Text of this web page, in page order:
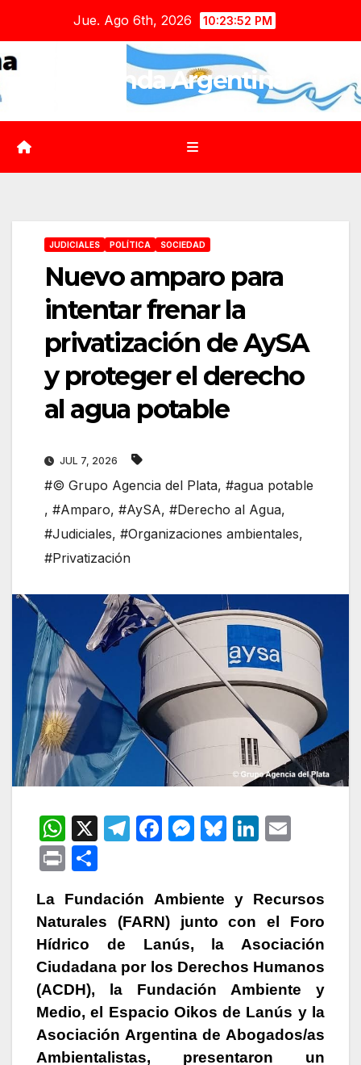
contenido
Jue. Ago 6th, 2026 10:23:53 PM
Agenda Argentina
JUDICIALES POLÍTICA SOCIEDAD
Nuevo amparo para
intentar frenar la
privatización de AySA
y proteger el derecho
al agua potable
JUL 7, 2026
#© Grupo Agencia del Plata, #agua potable
, #Amparo, #AySA, #Derecho al Agua,
#Judiciales, #Organizaciones ambientales,
#Privatización
W
h
at
s
A
p
p
X
T
gr
a
m
F
e
b
o
o
k
M
s
e
n
g
er
Bl
s
k
y
Li
e
dI
n
P
nt m
p
ar
tir
La Fundación Ambiente y Recursos
Naturales (FARN) junto con el Foro
Hídrico de Lanús, la Asociación
Ciudadana por los Derechos Humanos
(ACDH), la Fundación Ambiente y
Medio, el Espacio Oikos de Lanús y la
Asociación Argentina de Abogados/as
Ambientalistas, presentaron un